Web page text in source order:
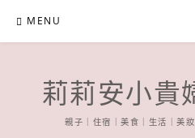
content
MENU
莉莉安小貴
親子｜住宿｜美食｜生活｜美